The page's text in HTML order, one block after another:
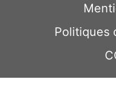
Politiques